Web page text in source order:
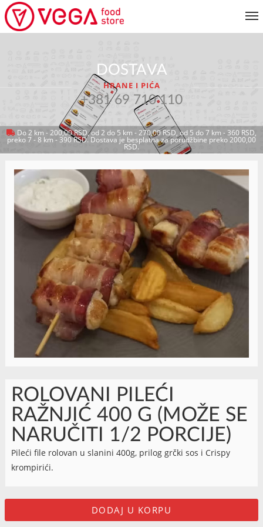
KORISNIČKI SERVISDOSTAVA
HRANE I PIĆA
+381 69 710 110
Do 2 km - 200,00 RSD, od 2 do 5 km - 270,00 RSD, od 5 do 7 km - 360 RSD,
preko 7 - 8 km - 390 RSD. Dostava je besplatna za porudžbine preko 2000,00
RSD.
VRATI SE NA JELOVNIK
ROLOVANI PILEĆI
RAŽNJIĆ 400 G (MOŽE SE
NARUČITI 1/2 PORCIJE)
Pileći file rolovan u slanini 400g, prilog grčki sos i Crispy
krompirići.
DODAJ U KORPU